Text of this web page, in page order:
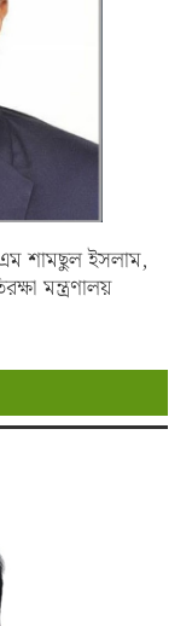
শামছুল ইসলাম,
মন্ত্রণালয়